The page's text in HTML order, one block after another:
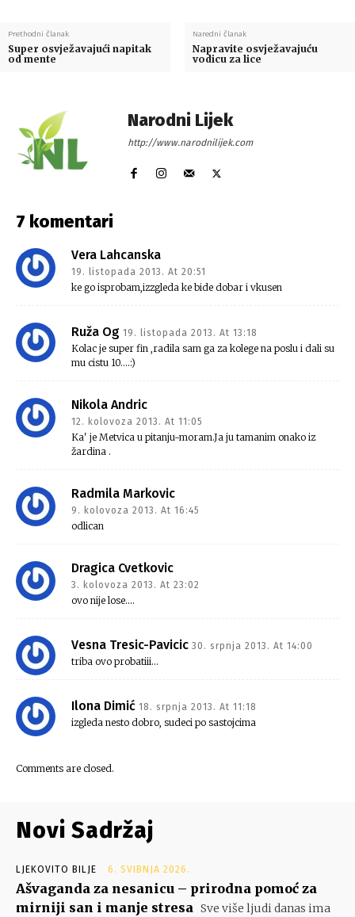
Prethodni članak
Super osvježavajući napitak
od mente
Naredni članak
Napravite osvježavajuću
vodicu za lice
Narodni Lijek
http://www.narodnilijek.com
7 komentari
Vera Lahcanska
19. listopada 2013. At 20:51
ke go isprobam,izzgleda ke bide dobar i vkusen
Ruža Og 19. listopada 2013. At 13:18
Kolac je super fin ,radila sam ga za kolege na poslu i dali su
mu cistu 10….:)
Nikola Andric
12. kolovoza 2013. At 11:05
Ka' je Metvica u pitanju-moram.Ja ju tamanim onako iz
žardina .
Radmila Markovic
9. kolovoza 2013. At 16:45
odlican
Dragica Cvetkovic
3. kolovoza 2013. At 23:02
ovo nije lose….
Vesna Tresic-Pavicic 30. srpnja 2013. At 14:00
triba ovo probatiii…
Ilona Dimić 18. srpnja 2013. At 11:18
izgleda nesto dobro, sudeci po sastojcima
Comments are closed.
Novi Sadržaj
LJEKOVITO BILJE 6. SVIBNJA 2026.
Ašvaganda za nesanicu – prirodna pomoć za
mirniji san i manje stresa Sve više ljudi danas ima